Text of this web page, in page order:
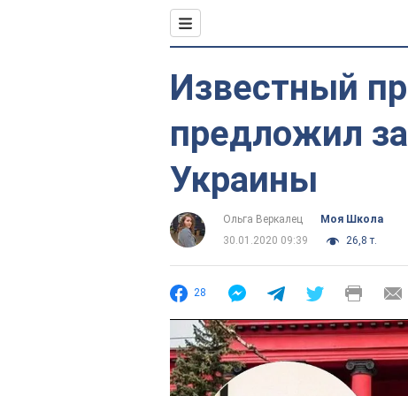
Известный
предложил
Украины
Ольга Веркалец
Моя Школа
30.01.2020 09:39
26,8 т.
28